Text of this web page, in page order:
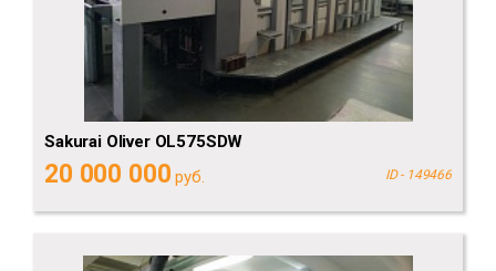
Sakurai Oliver OL575SDW
20 000 000 руб. ID - 149466